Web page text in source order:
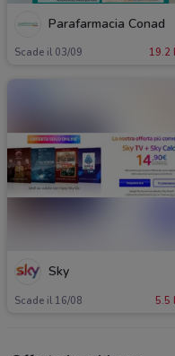
Parafarmacia Conad
Scade il 03/09 19.2
Sky
Scade il 16/08 5.5